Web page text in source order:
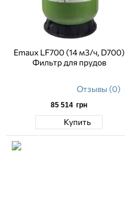
Emaux LF700 (14 м3/ч, D700)
Фильтр для прудов
Отзывы (0)
85 514 грн
Купить